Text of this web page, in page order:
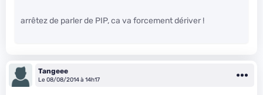
arrêtez de parler de PIP, ca va forcement dériver !
Tangeee
Le 08/08/2014 à 14h17